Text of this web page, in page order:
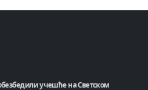
учешће на Светском